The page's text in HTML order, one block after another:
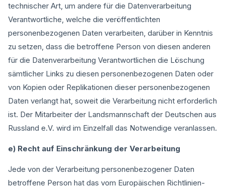
technischer Art, um andere für die Datenverarbeitung
Verantwortliche, welche die veröffentlichten
personenbezogenen Daten verarbeiten, darüber in Kenntnis
zu setzen, dass die betroffene Person von diesen anderen
für die Datenverarbeitung Verantwortlichen die Löschung
sämtlicher Links zu diesen personenbezogenen Daten oder
von Kopien oder Replikationen dieser personenbezogenen
Daten verlangt hat, soweit die Verarbeitung nicht erforderlich
ist. Der Mitarbeiter der Landsmannschaft der Deutschen aus
Russland e.V. wird im Einzelfall das Notwendige veranlassen.
e) Recht auf Einschränkung der Verarbeitung
Jede von der Verarbeitung personenbezogener Daten
betroffene Person hat das vom Europäischen Richtlinien-